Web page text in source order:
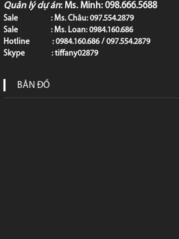
Quản lý dự án: Ms. Minh: 098.666.5688
Sale : Ms. Châu: 097.554.2879
Sale : Ms. Loan: 0984.160.686
Hotline : 0984.160.686 / 097.554.2879
Skype : tiffany02879
BẢN ĐỒ